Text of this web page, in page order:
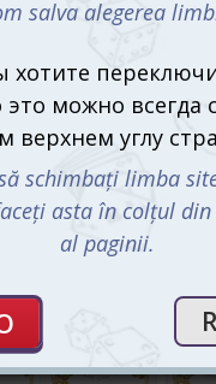
помогут и тебе!